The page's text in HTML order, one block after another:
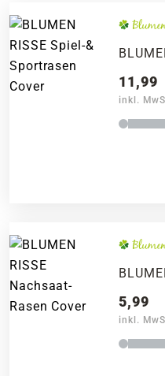
11,99
inkl.
5,99
inkl.